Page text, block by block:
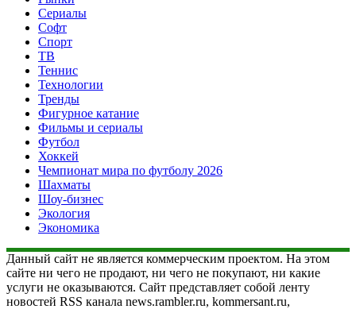
Сериалы
Софт
Спорт
ТВ
Теннис
Технологии
Тренды
Фигурное катание
Фильмы и сериалы
Футбол
Хоккей
Чемпионат мира по футболу 2026
Шахматы
Шоу-бизнес
Экология
Экономика
Данный сайт не является коммерческим проектом. На этом
сайте ни чего не продают, ни чего не покупают, ни какие
услуги не оказываются. Сайт представляет собой ленту
новостей RSS канала news.rambler.ru, kommersant.ru,